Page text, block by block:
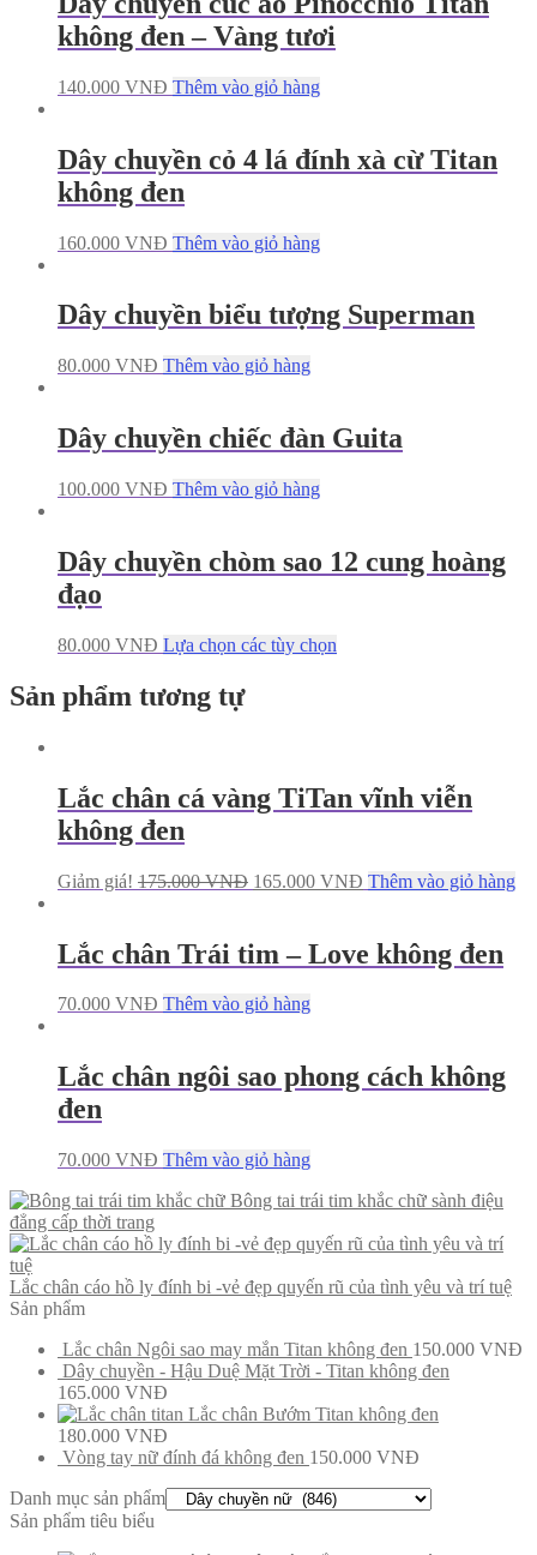
không đen – Vàng tươi
140.000 VNĐ Thêm vào giỏ hàng
Dây chuyền cỏ 4 lá đính xà cừ Titan
không đen
160.000 VNĐ Thêm vào giỏ hàng
Dây chuyền biểu tượng Superman
80.000 VNĐ Thêm vào giỏ hàng
Dây chuyền chiếc đàn Guita
100.000 VNĐ Thêm vào giỏ hàng
Dây chuyền chòm sao 12 cung hoàng
đạo
80.000 VNĐ Lựa chọn các tùy chọn
Sản phẩm tương tự
Lắc chân cá vàng TiTan vĩnh viễn
không đen
Giảm giá! 175.000VNĐ 165.000 VNĐ Thêm vào giỏ hàng
Lắc chân Trái tim – Love không đen
70.000 VNĐ Thêm vào giỏ hàng
Lắc chân ngôi sao phong cách không
đen
70.000 VNĐ Thêm vào giỏ hàng
Bông tai trái tim khắc chữ sành điệu
đẳng cấp thời trang
Lắc chân cáo hồ ly đính bi -vẻ đẹp quyến rũ của tình yêu và trí tuệ
Sản phẩm
Lắc chân Ngôi sao may mắn Titan không đen 150.000 VNĐ
Dây chuyền - Hậu Duệ Mặt Trời - Titan không đen
165.000 VNĐ
Lắc chân Bướm Titan không đen
180.000 VNĐ
Vòng tay nữ đính đá không đen 150.000 VNĐ
Danh mục sản phẩm
Sản phẩm tiêu biểu